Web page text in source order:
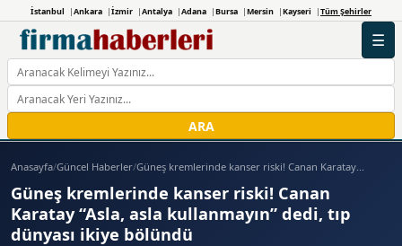
İstanbul Ankara İzmir Antalya Adana Bursa Mersin Kayseri Tüm Şehirler
ARA
☰
Anasayfa/Güncel Haberler/Güneş kremlerinde kanser riski! Canan Karatay...
Güneş kremlerinde kanser riski! Canan
Karatay “Asla, asla kullanmayın” dedi, tıp
dünyası ikiye bölündü